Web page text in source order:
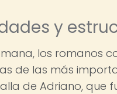
y
los romanos
de las más
de Adriano,